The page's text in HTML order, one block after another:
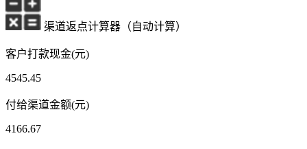
渠道返点计算器（自动计算）
客户打款现金(元)
4545.45
付给渠道金额(元)
4166.67